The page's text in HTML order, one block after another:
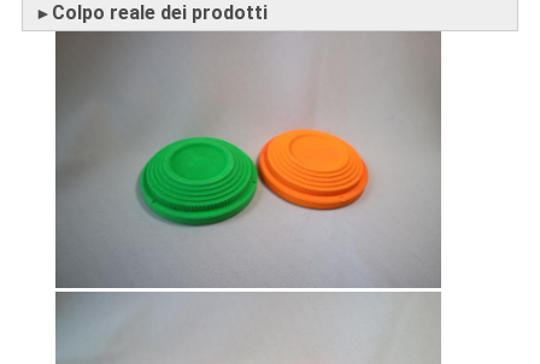
► Colpo reale dei prodotti